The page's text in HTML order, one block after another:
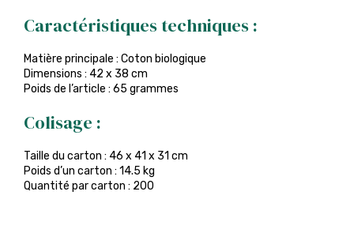
Caractéristiques techniques :
Matière principale : Coton biologique
Dimensions : 42 x 38 cm
Poids de l’article : 65 grammes
Colisage :
Taille du carton : 46 x 41 x 31 cm
Poids d’un carton : 14.5 kg
Quantité par carton : 200